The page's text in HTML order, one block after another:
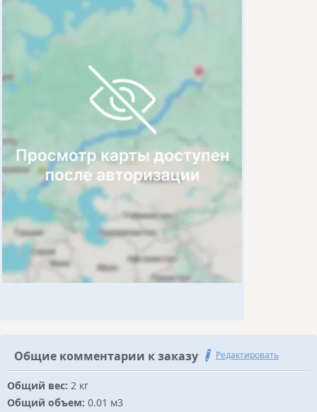
Общие комментарии к заказу Редактировать
Общий вес: 2 кг
Общий объем: 0.01 м3